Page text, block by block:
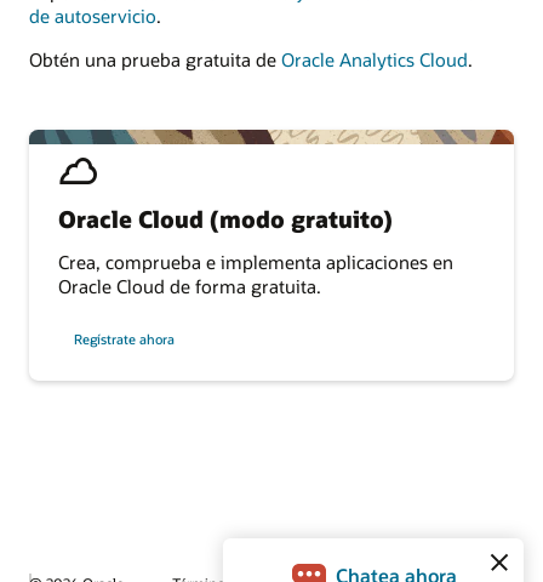
Oracle Cloud (modo gratuito)
Crea, comprueba e implementa aplicaciones en
Oracle Cloud de forma gratuita.
Regístrate ahora
de autoservicio.
Obtén una prueba gratuita de Oracle Analytics Cloud.